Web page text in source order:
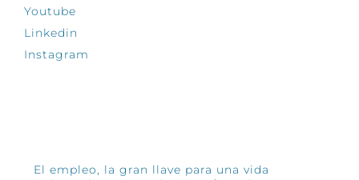
Youtube
Linkedin
Instagram
El empleo, la gran llave para una vida